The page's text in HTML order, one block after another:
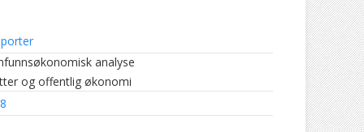
analyse
og offentlig økonomi